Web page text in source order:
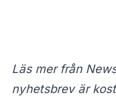
Läs mer från
nyhetsbrev är